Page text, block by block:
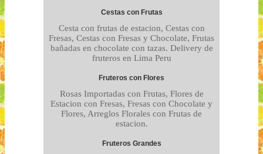
Cestas con Frutas
Cesta con frutas de estacion, Cestas con
Fresas, Cestas con Fresas y Chocolate, Frutas
bañadas en chocolate con tazas. Delivery de
fruteros en Lima Peru
Fruteros con Flores
Rosas Importadas con Frutas, Flores de
Estacion con Fresas, Fresas con Chocolate y
Flores, Arreglos Florales con Frutas de
estacion.
Fruteros Grandes